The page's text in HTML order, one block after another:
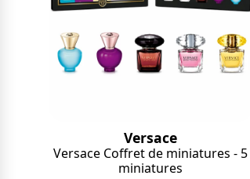
Versace
Versace Coffret de miniatures - 5
miniatures